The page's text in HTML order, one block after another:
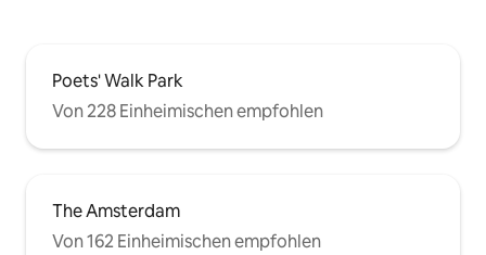
Poets' Walk Park
Von 228 Einheimischen empfohlen
The Amsterdam
Von 162 Einheimischen empfohlen